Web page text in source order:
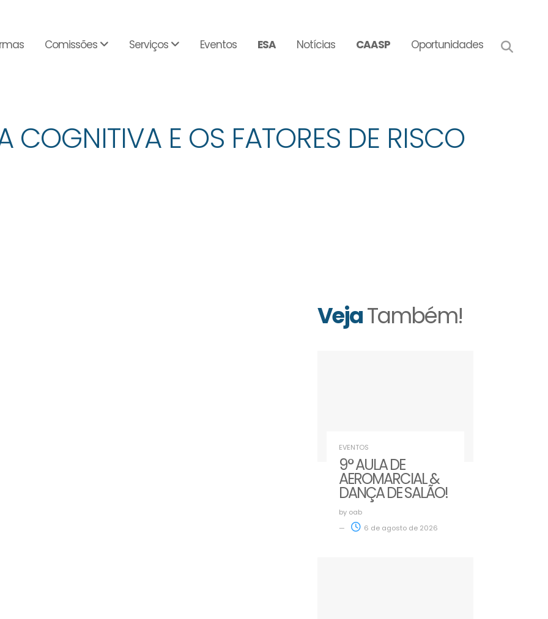
Comissões Serviços Eventos ESA Notícias CAASP Oportunidades
COGNITIVA E OS FATORES DE RISCO
VejaTambém!
EVENTOS
9° AULA DE
AEROMARCIAL &
DANÇA DE SALÃO!
by oab
6 de agosto de 2026